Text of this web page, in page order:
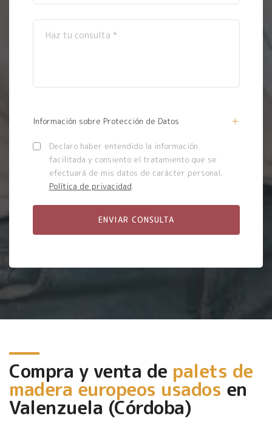
Información sobre Protección de Datos
Declaro haber entendido la información
facilitada y consiento el tratamiento que se
efectuará de mis datos de carácter personal.
Política de privacidad.
Compra y venta de palets de
madera europeos usados en
Valenzuela (Córdoba)